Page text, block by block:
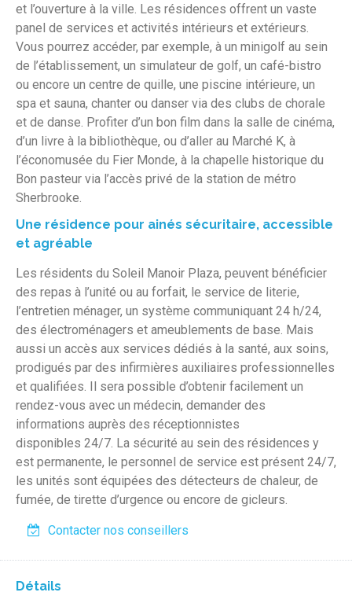
et l’ouverture à la ville. Les résidences offrent un vaste
panel de services et activités intérieurs et extérieurs.
Vous pourrez accéder, par exemple, à un minigolf au sein
de l’établissement, un simulateur de golf, un café-bistro
ou encore un centre de quille, une piscine intérieure, un
spa et sauna, chanter ou danser via des clubs de chorale
et de danse. Profiter d’un bon film dans la salle de cinéma,
d’un livre à la bibliothèque, ou d’aller au Marché K, à
l’économusée du Fier Monde, à la chapelle historique du
Bon pasteur via l’accès privé de la station de métro
Sherbrooke.
Une résidence pour ainés sécuritaire, accessible
et agréable
Les résidents du Soleil Manoir Plaza, peuvent bénéficier
des repas à l’unité ou au forfait, le service de literie,
l’entretien ménager, un système communiquant 24 h/24,
des électroménagers et ameublements de base. Mais
aussi un accès aux services dédiés à la santé, aux soins,
prodigués par des infirmières auxiliaires professionnelles
et qualifiées. Il sera possible d’obtenir facilement un
rendez-vous avec un médecin, demander des
informations auprès des réceptionnistes
disponibles 24/7. La sécurité au sein des résidences y
est permanente, le personnel de service est présent 24/7,
les unités sont équipées des détecteurs de chaleur, de
fumée, de tirette d’urgence ou encore de gicleurs.
Contacter nos conseillers
Détails